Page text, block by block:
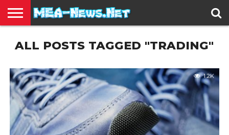
TERBARU
EDUKASI
HIBURAN
INSPIRASI
KESEHATAN
KULINER
OLAH
RAGA
OTOMOTIF
TRAVEL
JUAL
BELI
ALL POSTS TAGGED "TRADING"
1.2K